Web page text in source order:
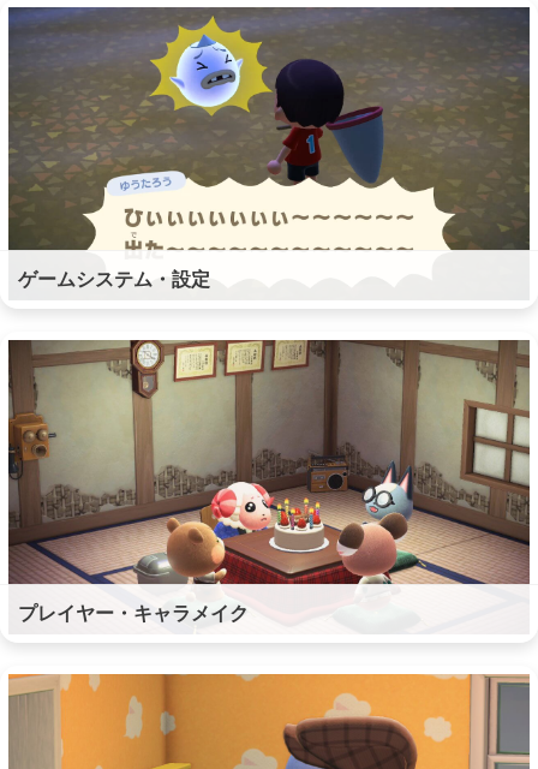
ゲームシステム・設定
プレイヤー・キャラメイク